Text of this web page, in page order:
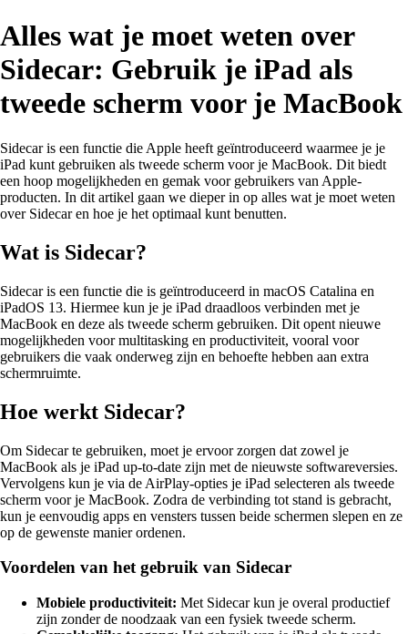
Alles wat je moet weten over
Sidecar: Gebruik je iPad als
tweede scherm voor je MacBook
Sidecar is een functie die Apple heeft geïntroduceerd waarmee je je
iPad kunt gebruiken als tweede scherm voor je MacBook. Dit biedt
een hoop mogelijkheden en gemak voor gebruikers van Apple-
producten. In dit artikel gaan we dieper in op alles wat je moet weten
over Sidecar en hoe je het optimaal kunt benutten.
Wat is Sidecar?
Sidecar is een functie die is geïntroduceerd in macOS Catalina en
iPadOS 13. Hiermee kun je je iPad draadloos verbinden met je
MacBook en deze als tweede scherm gebruiken. Dit opent nieuwe
mogelijkheden voor multitasking en productiviteit, vooral voor
gebruikers die vaak onderweg zijn en behoefte hebben aan extra
schermruimte.
Hoe werkt Sidecar?
Om Sidecar te gebruiken, moet je ervoor zorgen dat zowel je
MacBook als je iPad up-to-date zijn met de nieuwste softwareversies.
Vervolgens kun je via de AirPlay-opties je iPad selecteren als tweede
scherm voor je MacBook. Zodra de verbinding tot stand is gebracht,
kun je eenvoudig apps en vensters tussen beide schermen slepen en ze
op de gewenste manier ordenen.
Voordelen van het gebruik van Sidecar
Mobiele productiviteit: Met Sidecar kun je overal productief
zijn zonder de noodzaak van een fysiek tweede scherm.